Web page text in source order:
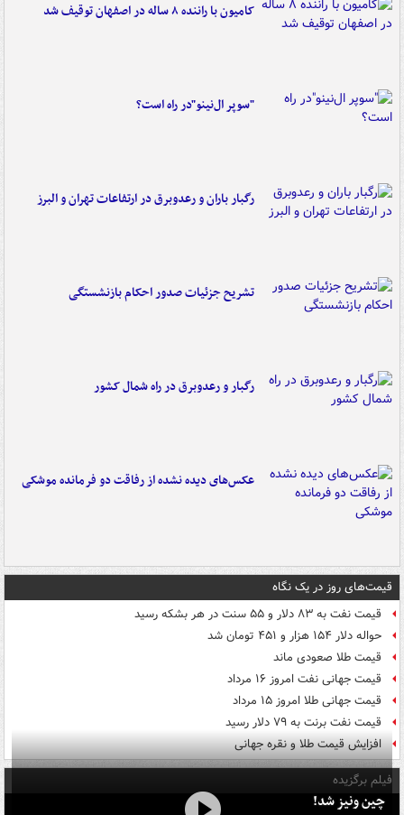
کامیون با راننده ۸ ساله در اصفهان توقیف شد
"سوپر ال‌نینو"در راه است؟
رگبار باران و رعدوبرق در ارتفاعات تهران و البرز
تشریح جزئیات صدور احکام بازنشستگی
رگبار و رعدوبرق در راه شمال کشور
عکس‌های دیده نشده از رفاقت دو فرمانده‌ موشکی
قیمت‌های روز در یک نگاه
قیمت نفت به ۸۳ دلار و ۵۵ سنت در هر بشکه رسید
حواله دلار ۱۵۴ هزار و ۴۵۱ تومان شد
قیمت طلا صعودی ماند
قیمت جهانی نفت امروز ۱۶ مرداد
قیمت جهانی طلا امروز ۱۵ مرداد
قیمت نفت برنت به ۷۹ دلار رسید
افزایش قیمت طلا و نقره جهانی
فیلم برگزیده
چین ونیز شد!